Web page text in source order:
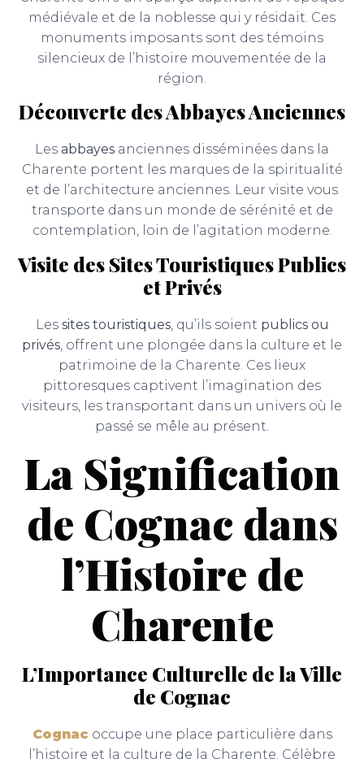
médiévale et de la noblesse qui y résidait. Ces
monuments imposants sont des témoins
silencieux de l’histoire mouvementée de la
région.
Découverte des Abbayes Anciennes
Les abbayes anciennes disséminées dans la
Charente portent les marques de la spiritualité
et de l’architecture anciennes. Leur visite vous
transporte dans un monde de sérénité et de
contemplation, loin de l’agitation moderne.
Visite des Sites Touristiques Publics
et Privés
Les sites touristiques, qu’ils soient publics ou
privés , offrent une plongée dans la culture et le
patrimoine de la Charente. Ces lieux
pittoresques captivent l’imagination des
visiteurs, les transportant dans un univers où le
passé se mêle au présent.
La Signification
de Cognac dans
l’Histoire de
Charente
L’Importance Culturelle de la Ville
de Cognac
Cognacoccupe une place particulière dans
l’histoire et la culture de la Charente. Célèbre